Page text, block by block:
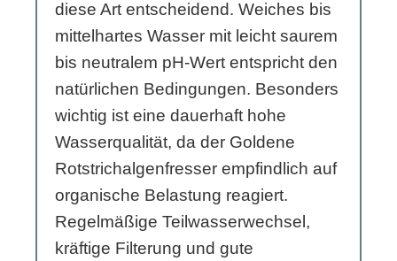
diese Art entscheidend. Weiches bis
mittelhartes Wasser mit leicht saurem
bis neutralem pH-Wert entspricht den
natürlichen Bedingungen. Besonders
wichtig ist eine dauerhaft hohe
Wasserqualität, da der Goldene
Rotstrichalgenfresser empfindlich auf
organische Belastung reagiert.
Regelmäßige Teilwasserwechsel,
kräftige Filterung und gute